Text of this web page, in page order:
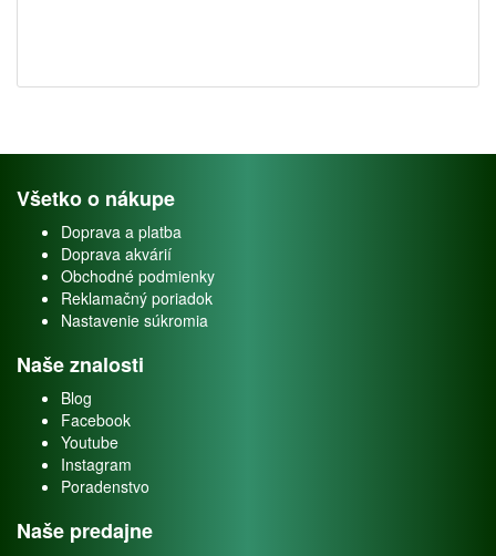
Všetko o nákupe
Doprava a platba
Doprava akvárií
Obchodné podmienky
Reklamačný poriadok
Nastavenie súkromia
Naše znalosti
Blog
Facebook
Youtube
Instagram
Poradenstvo
Naše predajne